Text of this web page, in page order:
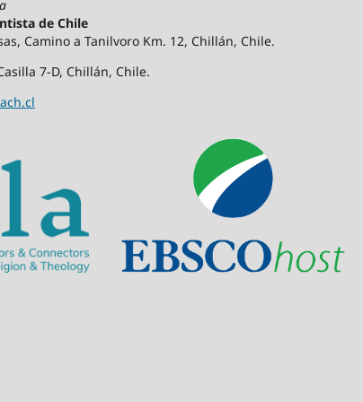
de Chile
Camino a Tanilvoro Km. 12, Chillán, Chile.
7-D, Chillán, Chile.